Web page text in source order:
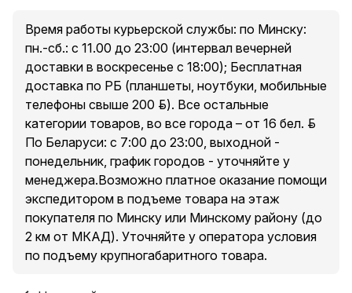
«S-UNION»
3. Минск, ул. Притыцкого, 23А, ТЦ «Орбита Молл», 2
этаж
4. Минск, ул. Денисовская, 37, в торце здания
5. Минск, ул. Куйбышева, 44, помещение 2-Н
* есть ограничения по категории доставляемых
товаров в пункты выдачи, подробнее уточняйте у
менеджера при оформлении заказа.
Условия доставки курьером по Минску и Минскому
району (до 2 км от МКАД за исключением п. Сокол и
Аэропорт-Минск ):
Время работы курьерской службы: по Минску:
пн.-сб.: с 11.00 до 23:00 (интервал вечерней
доставки в воскресенье с 18:00); Бесплатная
доставка по РБ (планшеты, ноутбуки, мобильные
телефоны свыше 200 руб.). Все остальные
категории товаров, во все города – от 16 бел. руб.
По Беларуси: с 7:00 до 23:00, выходной -
понедельник, график городов - уточняйте у
менеджера.Возможно платное оказание помощи
экспедитором в подъеме товара на этаж
покупателя по Минску или Минскому району (до
2 км от МКАД). Уточняйте у оператора условия
по подъему крупногабаритного товара.